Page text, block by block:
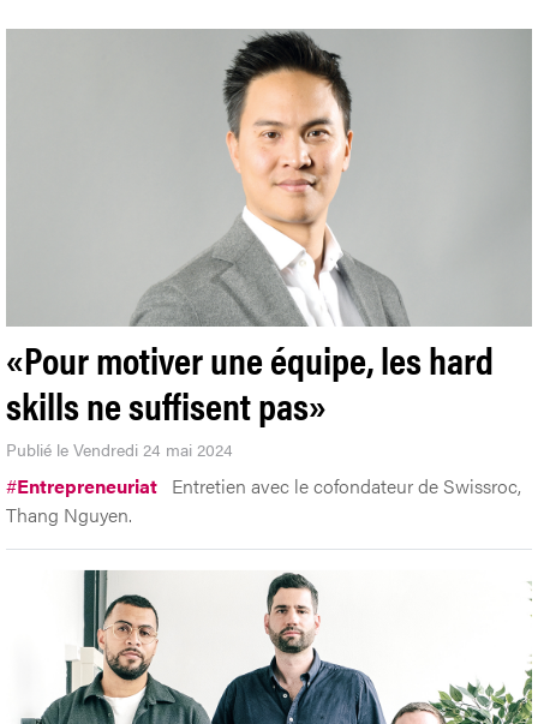
«Pour motiver une équipe, les hard
skills ne suffisent pas»
Publié le Vendredi 24 mai 2024
#Entrepreneuriat Entretien avec le cofondateur de Swissroc,
Thang Nguyen.